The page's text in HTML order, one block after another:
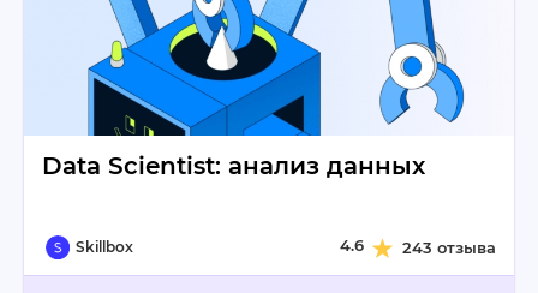
Data Scientist: анализ данных
Skillbox 4.6 243 отзыва